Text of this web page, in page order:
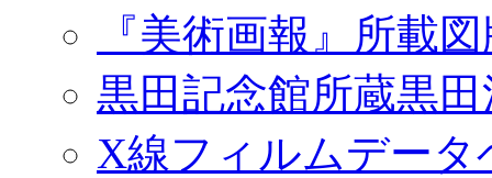
『美術画報』所載
黒田記念館所蔵黒
X線フィルムデータ